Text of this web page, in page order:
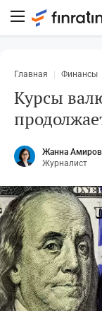
Главная Финансы
Курсы
Жанна
Журналист